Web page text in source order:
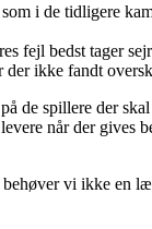
i de tidligere
bedst tager
der ikke fandt
de spillere der
når der
vi ikke en